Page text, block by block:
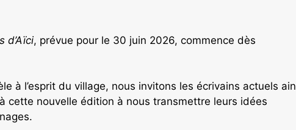
d’Aïci, prévue pour le 30 juin 2026, commence dès
à l’esprit du village, nous invitons les écrivains actuels
cette nouvelle édition à nous transmettre leurs idées